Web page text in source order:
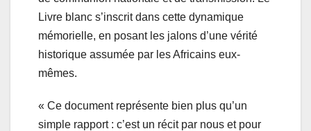
Livre blanc s’inscrit dans cette dynamique
mémorielle, en posant les jalons d’une vérité
historique assumée par les Africains eux-
mêmes.
« Ce document représente bien plus qu’un
simple rapport : c’est un récit par nous et pour